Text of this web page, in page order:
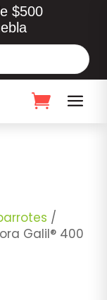
$500
/
Galil® 400